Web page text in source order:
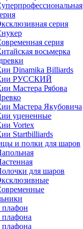
серия
серия
восьмерка
Dinamika Billiards
РУССКИЙ
Мастера Рябова
Мастера Якубовича
уцененные
Vortex
Startbilliards
и полки для шаров
для шаров
плафон
плафона
плафона